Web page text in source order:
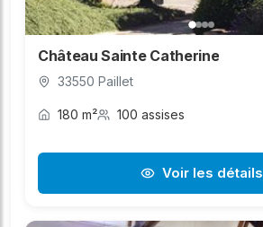
Château Sainte Catherine
33550 Paillet
180 m² 100 assises
Voir les détails